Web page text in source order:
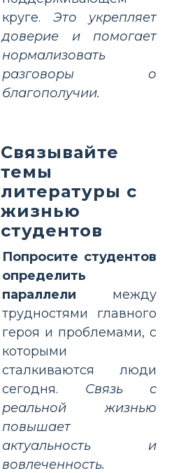
круге. Это укрепляет
доверие и помогает
нормализовать
разговоры о
благополучии.
Связывайте
темы
литературы с
жизнью
студентов
Попросите студентов
определить
параллели между
трудностями главного
героя и проблемами, с
которыми
сталкиваются люди
сегодня. Связь с
реальной жизнью
повышает
актуальность и
вовлеченность.